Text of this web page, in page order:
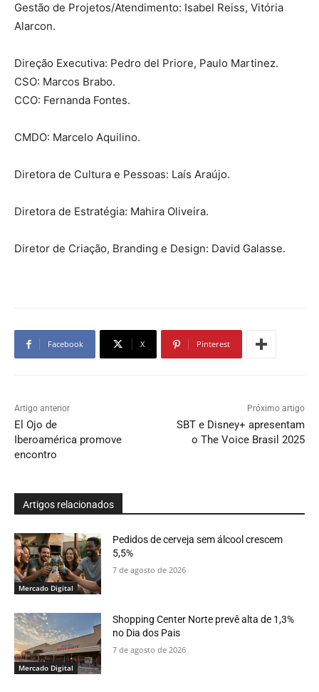
Gestão de Projetos/Atendimento: Isabel Reiss, Vitória
Alarcon.
Direção Executiva: Pedro del Priore, Paulo Martinez.
CSO: Marcos Brabo.
CCO: Fernanda Fontes.
CMDO: Marcelo Aquilino.
Diretora de Cultura e Pessoas: Laís Araújo.
Diretora de Estratégia: Mahira Oliveira.
Diretor de Criação, Branding e Design: David Galasse.
Facebook X Pinterest
Artigo anterior
El Ojo de
Iberoamérica promove
encontro
Próximo artigo
SBT e Disney+ apresentam
o The Voice Brasil 2025
Artigos relacionados
Mercado Digital
Pedidos de cerveja sem álcool crescem
5,5%
7 de agosto de 2026
Mercado Digital
Shopping Center Norte prevê alta de 1,3%
no Dia dos Pais
7 de agosto de 2026